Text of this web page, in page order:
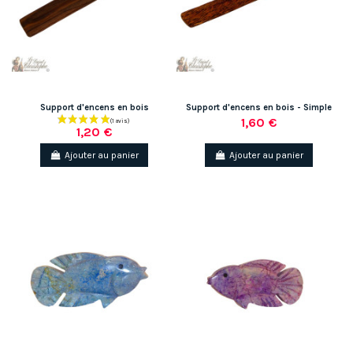
Support d'encens en bois
1,20 €
Ajouter au panier
Support d'encens en bois - Simple
1,60 €
Ajouter au panier